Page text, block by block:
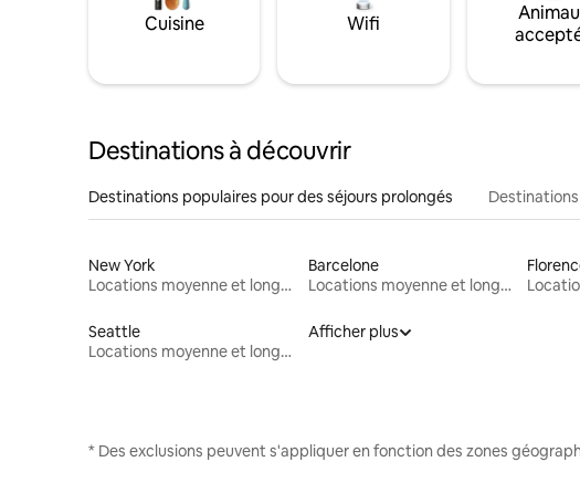
Cuisine Wifi
Destinations à découvrir
Destinations populaires pour des séjours prolongés
New York
Locations moyenne et longue durée
Barcelone
Locations moyenne et longue durée
Seattle
Locations moyenne et longue durée
Afficher plus
* Des exclusions peuvent s'appliquer en fonction des zones